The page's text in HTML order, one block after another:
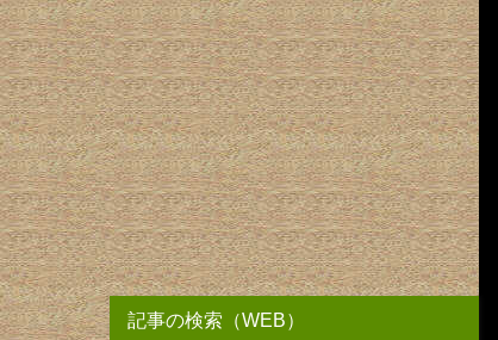
記事の検索（WEB）